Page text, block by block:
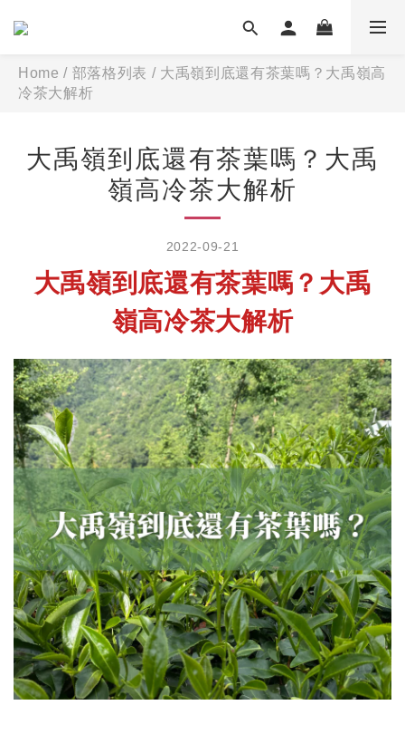
Home / 部落格列表 / 大禹嶺到底還有茶葉嗎？大禹嶺高
冷茶大解析
大禹嶺到底還有茶葉嗎？大禹
嶺高冷茶大解析
2022-09-21
大禹嶺到底還有茶葉嗎？大禹
嶺高冷茶大解析